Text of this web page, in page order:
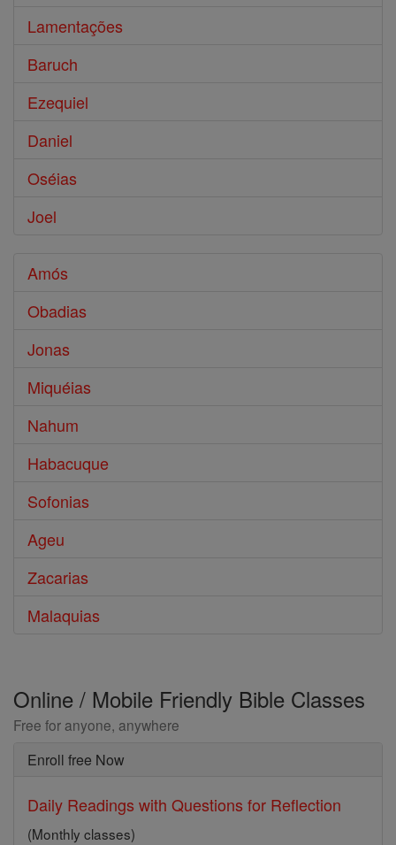
Lamentações
Baruch
Ezequiel
Daniel
Oséias
Joel
Amós
Obadias
Jonas
Miquéias
Nahum
Habacuque
Sofonias
Ageu
Zacarias
Malaquias
Online / Mobile Friendly Bible Classes
Free for anyone, anywhere
Enroll free Now
Daily Readings with Questions for Reflection
(Monthly classes)